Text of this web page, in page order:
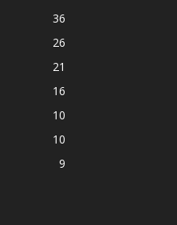
36
26
21
16
10
10
9